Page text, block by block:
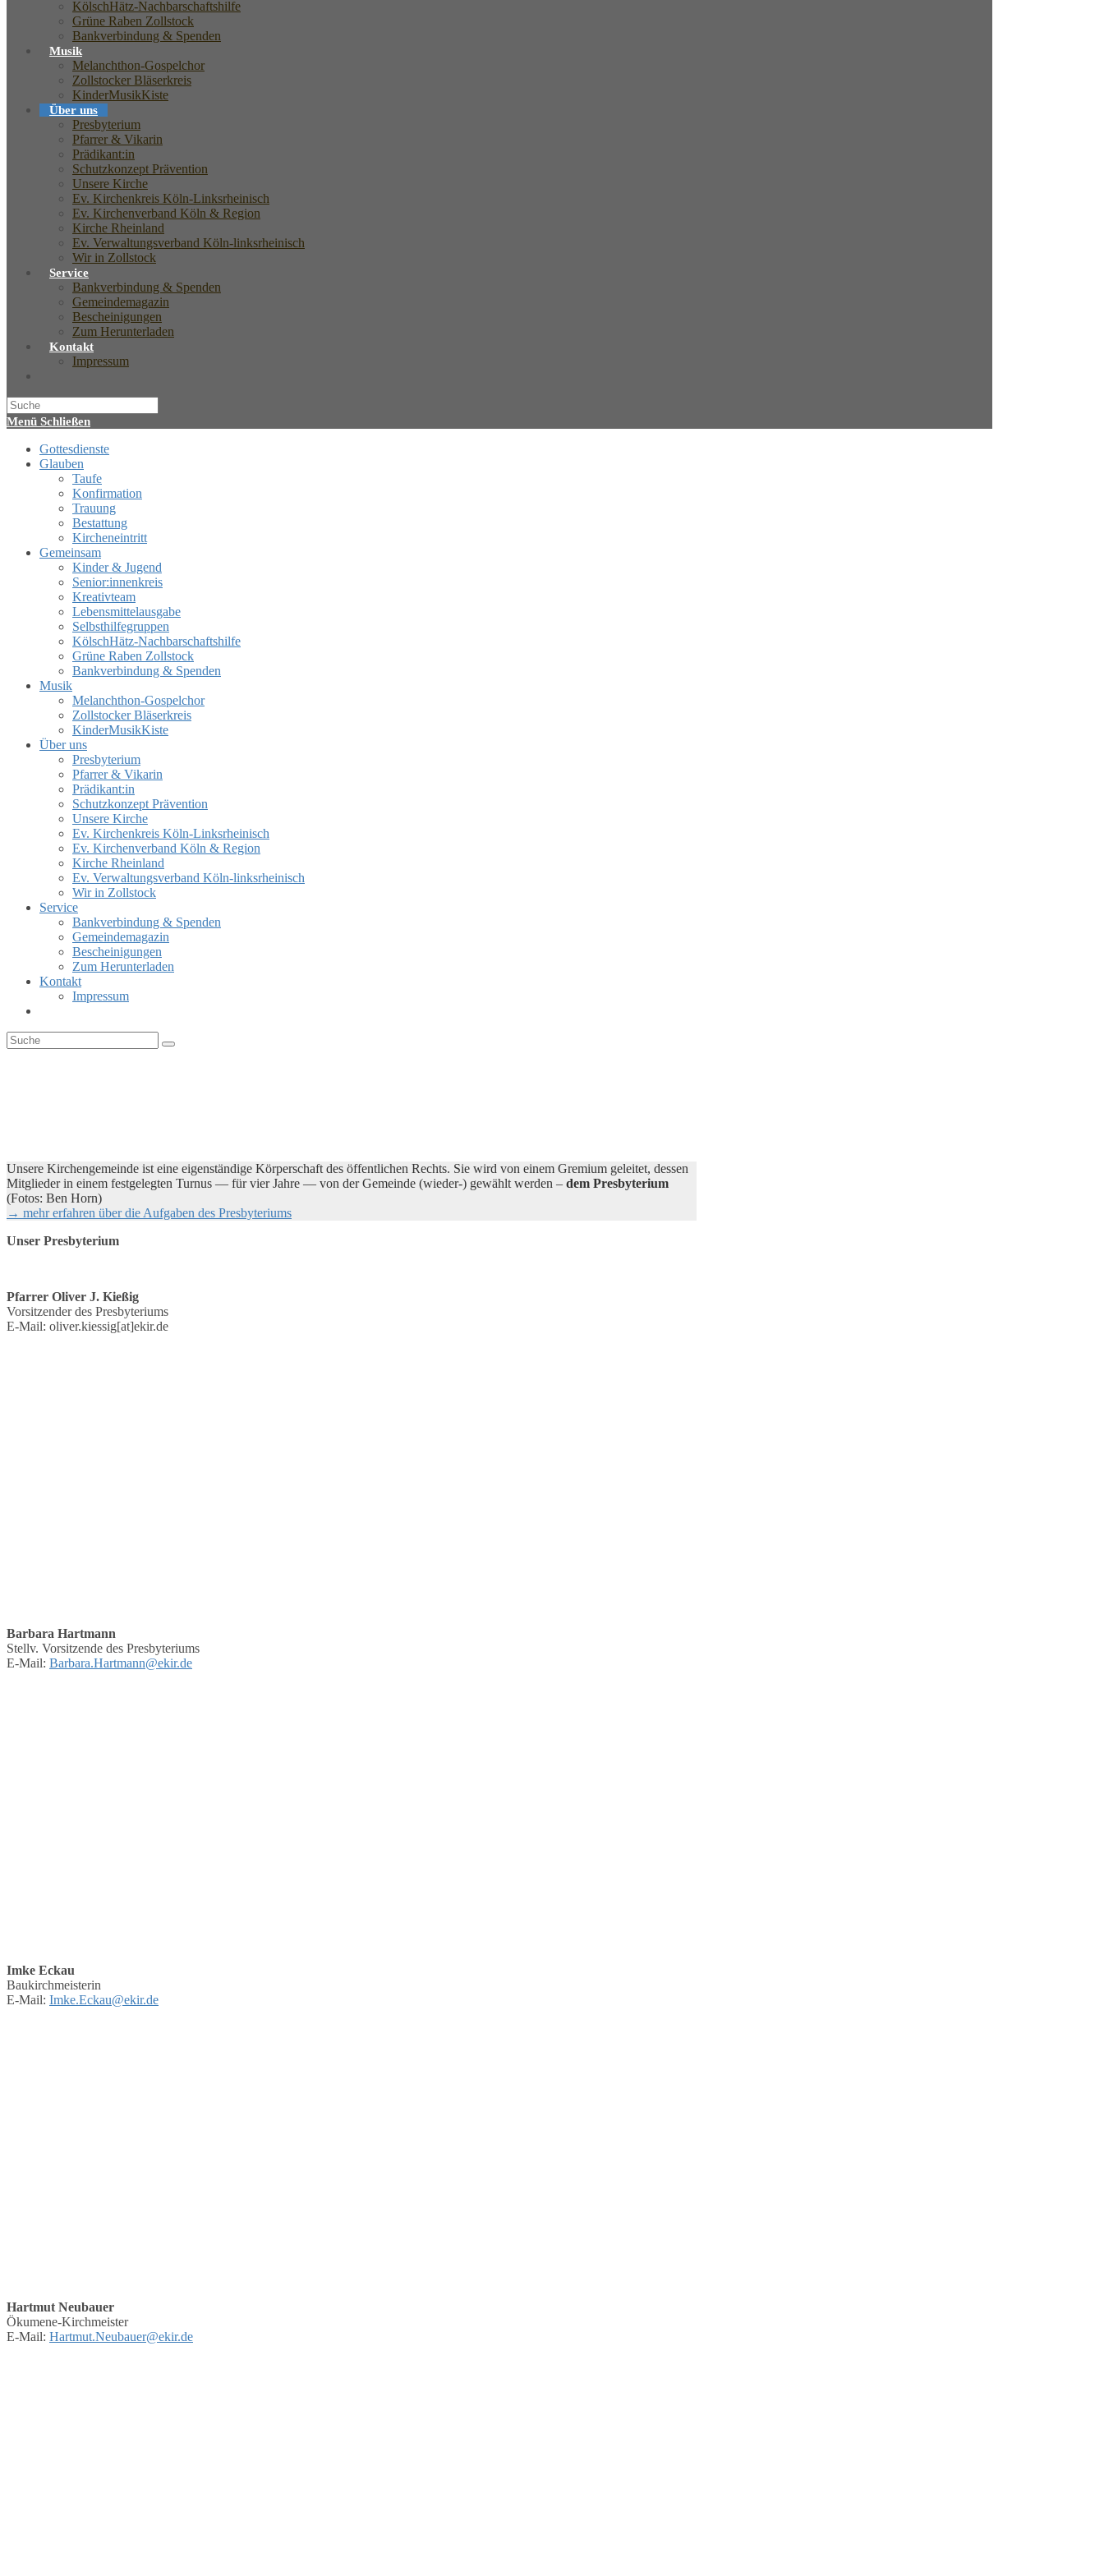
KölschHätz-Nachbarschaftshilfe
Grüne Raben Zollstock
Bankverbindung & Spenden
Musik
Melanchthon-Gospelchor
Zollstocker Bläserkreis
KinderMusikKiste
Über uns
Presbyterium
Pfarrer & Vikarin
Prädikant:in
Schutzkonzept Prävention
Unsere Kirche
Ev. Kirchenkreis Köln-Linksrheinisch
Ev. Kirchenverband Köln & Region
Kirche Rheinland
Ev. Verwaltungsverband Köln-linksrheinisch
Wir in Zollstock
Service
Bankverbindung & Spenden
Gemeindemagazin
Bescheinigungen
Zum Herunterladen
Kontakt
Impressum
Menü Schließen
Gottesdienste
Glauben
Taufe
Konfirmation
Trauung
Bestattung
Kircheneintritt
Gemeinsam
Kinder & Jugend
Senior:innenkreis
Kreativteam
Lebensmittelausgabe
Selbsthilfegruppen
KölschHätz-Nachbarschaftshilfe
Grüne Raben Zollstock
Bankverbindung & Spenden
Musik
Melanchthon-Gospelchor
Zollstocker Bläserkreis
KinderMusikKiste
Über uns
Presbyterium
Pfarrer & Vikarin
Prädikant:in
Schutzkonzept Prävention
Unsere Kirche
Ev. Kirchenkreis Köln-Linksrheinisch
Ev. Kirchenverband Köln & Region
Kirche Rheinland
Ev. Verwaltungsverband Köln-linksrheinisch
Wir in Zollstock
Service
Bankverbindung & Spenden
Gemeindemagazin
Bescheinigungen
Zum Herunterladen
Kontakt
Impressum
umschalten
Unsere Kirchengemeinde ist eine eigenständige Körperschaft des öffentlichen Rechts. Sie wird von einem Gremium geleitet, dessen
Mitglieder in einem festgelegten Turnus — für vier Jahre — von der Gemeinde (wieder-) gewählt werden – dem Presbyterium
(Fotos: Ben Horn)
→ mehr erfahren über die Aufgaben des Presbyteriums
Unser Presbyterium
Pfarrer Oliver J. Kießig
Vorsitzender des Presbyteriums
E-Mail: oliver.kiessig[at]ekir.de
Barbara Hartmann
Stellv. Vorsitzende des Presbyteriums
E-Mail: Barbara.Hartmann@ekir.de
Imke Eckau
Baukirchmeisterin
E-Mail: Imke.Eckau@ekir.de
Hartmut Neubauer
Ökumene-Kirchmeister
E-Mail: Hartmut.Neubauer@ekir.de